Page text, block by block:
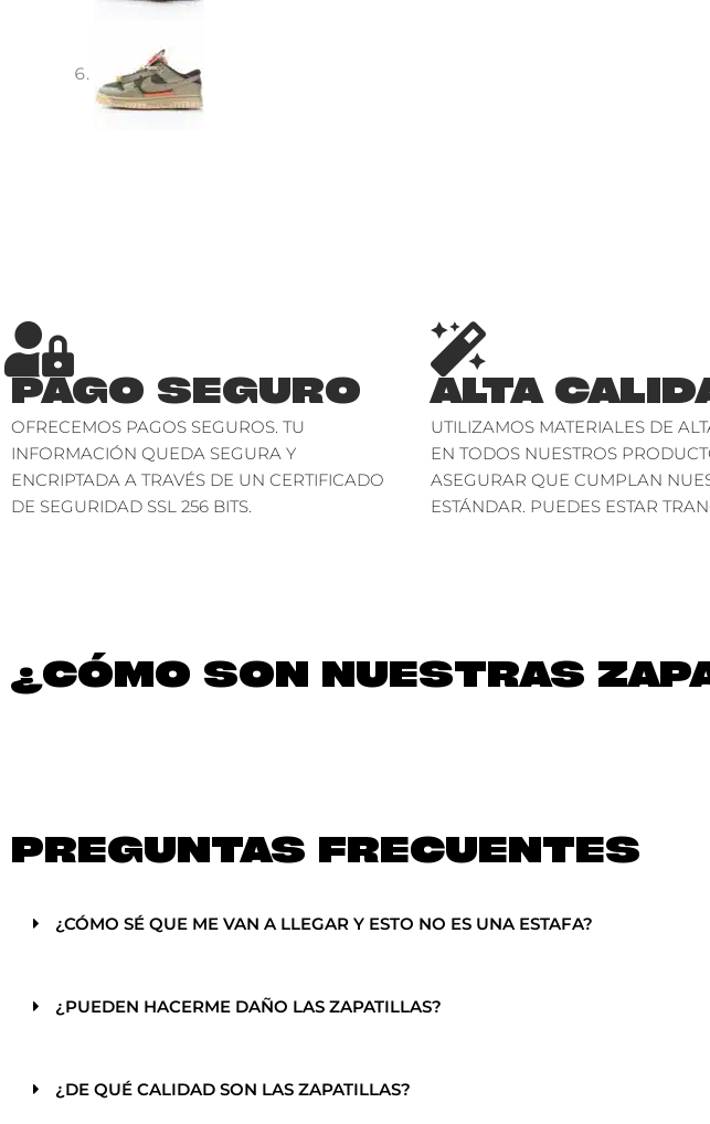
PAGO SEGURO
OFRECEMOS PAGOS SEGUROS. TU
INFORMACIÓN QUEDA SEGURA Y
ENCRIPTADA A TRAVÉS DE UN CERTIFICADO
DE SEGURIDAD SSL 256 BITS.
ALTA
UTILIZAMOS MATERIALES DE
EN TODOS NUESTROS
ASEGURAR QUE CUMPLAN
ESTÁNDAR. PUEDES ESTAR
¿CÓMO SON NUESTRAS
PREGUNTAS FRECUENTES
¿CÓMO SÉ QUE ME VAN A LLEGAR Y ESTO NO ES UNA ESTAFA?
¿PUEDEN HACERME DAÑO LAS ZAPATILLAS?
¿DE QUÉ CALIDAD SON LAS ZAPATILLAS?